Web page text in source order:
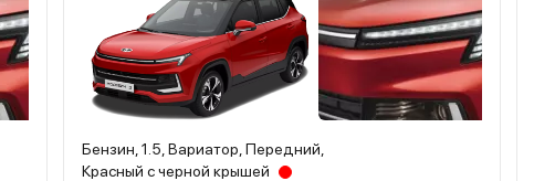
Бензин, 1.5, Вариатор, Передний,
Красный с черной крышей